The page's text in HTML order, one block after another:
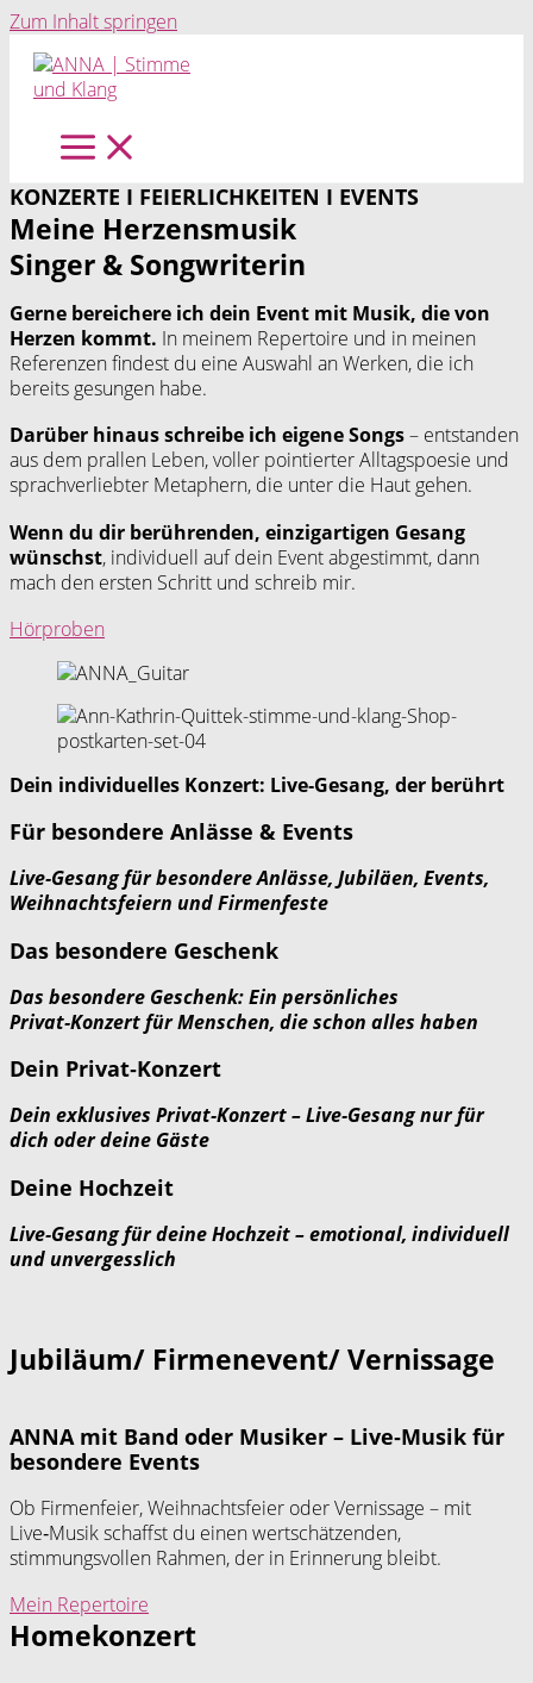
Zum Inhalt springen
KONZERTE I FEIERLICHKEITEN I EVENTS
Meine Herzensmusik
Singer & Songwriterin
Gerne bereichere ich dein Event mit Musik, die von
Herzen kommt. In meinem Repertoire und in meinen
Referenzen findest du eine Auswahl an Werken, die ich
bereits gesungen habe.
Darüber hinaus schreibe ich eigene Songs– entstanden
aus dem prallen Leben, voller pointierter Alltagspoesie und
sprachverliebter Metaphern, die unter die Haut gehen.
Wenn du dir berührenden, einzigartigen Gesang
wünschst, individuell auf dein Event abgestimmt, dann
mach den ersten Schritt und schreib mir.
Hörproben
Dein individuelles Konzert: Live‑Gesang, der berührt
Für besondere Anlässe & Events
Live‑Gesang für besondere Anlässe, Jubiläen, Events,
Weihnachtsfeiern und Firmenfeste
Das besondere Geschenk
Das besondere Geschenk: Ein persönliches
Privat‑Konzert für Menschen, die schon alles haben
Dein Privat‑Konzert
Dein exklusives Privat‑Konzert – Live‑Gesang nur für
dich oder deine Gäste
Deine Hochzeit
Live‑Gesang für deine Hochzeit – emotional, individuell
und unvergesslich
Jubiläum/ Firmenevent/ Vernissage​
ANNA mit Band oder Musiker – Live‑Musik für
besondere Events
Ob Firmenfeier, Weihnachtsfeier oder Vernissage – mit
Live‑Musik schaffst du einen wertschätzenden,
stimmungsvollen Rahmen, der in Erinnerung bleibt.
Mein Repertoire
Homekonzert